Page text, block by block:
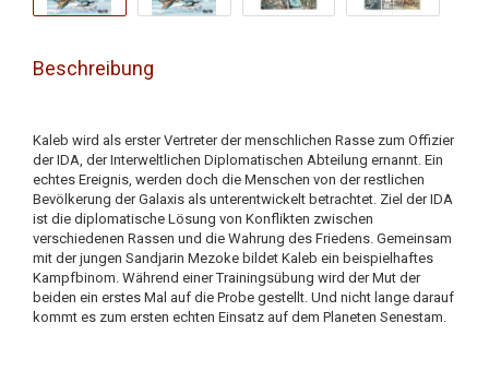
Beschreibung
Kaleb wird als erster Vertreter der menschlichen Rasse zum Offizier
der IDA, der Interweltlichen Diplomatischen Abteilung ernannt. Ein
echtes Ereignis, werden doch die Menschen von der restlichen
Bevölkerung der Galaxis als unterentwickelt betrachtet. Ziel der IDA
ist die diplomatische Lösung von Konflikten zwischen
verschiedenen Rassen und die Wahrung des Friedens. Gemeinsam
mit der jungen Sandjarin Mezoke bildet Kaleb ein beispielhaftes
Kampfbinom. Während einer Trainingsübung wird der Mut der
beiden ein erstes Mal auf die Probe gestellt. Und nicht lange darauf
kommt es zum ersten echten Einsatz auf dem Planeten Senestam.